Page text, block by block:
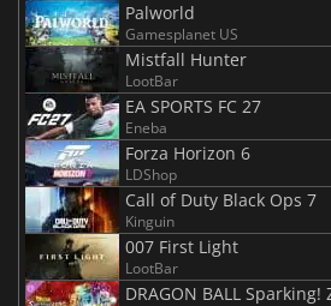
Palworld
Gamesplanet US
Mistfall Hunter
LootBar
EA SPORTS FC 27
Eneba
Forza Horizon 6
LDShop
Call of Duty Black Ops 7
Kinguin
007 First Light
LootBar